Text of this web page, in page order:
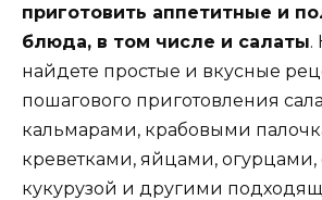
приготовить аппетитные и
блюда, в том числе и салаты.
найдете простые и вкусные
пошагового приготовления
кальмарами, крабовыми
креветками, яйцами,
кукурузой и другими